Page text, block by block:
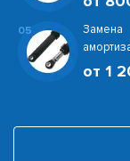
05
Замена
от 1